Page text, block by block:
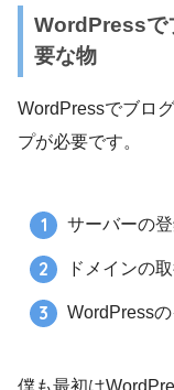
WordPressで
要な物
WordPressでブロ
プが必要です。
サーバーの
ドメインの
WordPress
僕も最初は